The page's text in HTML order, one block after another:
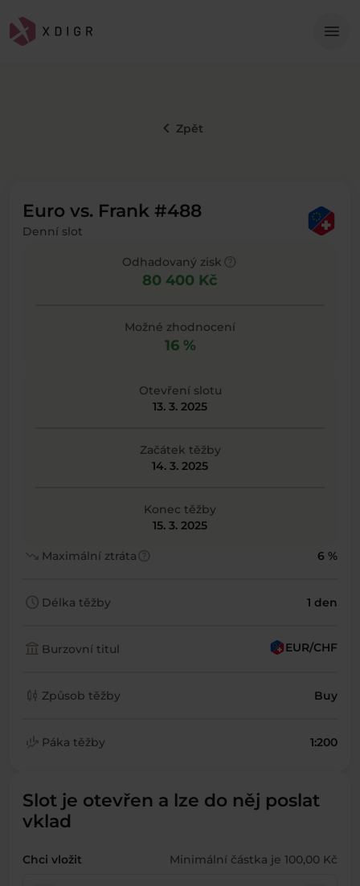
menu
keyboard_arrow_left Zpět
Euro vs. Frank #488
Denní slot
Odhadovaný zisk
80 400 Kč
Možné zhodnocení
16 %
Otevření slotu
13. 3. 2025
Začátek těžby
14. 3. 2025
Konec těžby
15. 3. 2025
trending_down Maximální ztrátahelp 6 %
schedule Délka těžby 1 den
account_balance Burzovní titul EUR/CHF
candlestick_chart Způsob těžby Buy
finance_mode Páka těžby 1:200
Slot je otevřen a lze do něj poslat
vklad
Chci vložit Minimální částka je 100,00 Kč